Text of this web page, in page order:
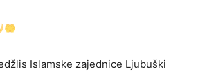
Islamske zajednice Ljubuški